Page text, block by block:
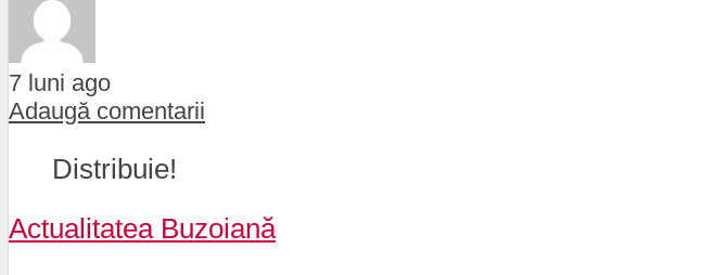
7 luni ago
Adaugă comentarii
Distribuie!
Actualitatea Buzoiană